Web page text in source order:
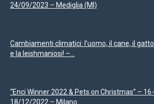
24/09/2023 – Mediglia (MI)
Cambiamenti climatici: l’uomo, il cane, il gatto
e la leishmaniosi! –...
“Enci Winner 2022 & Pets on Christmas” – 16-
18/12/2022 – Milano